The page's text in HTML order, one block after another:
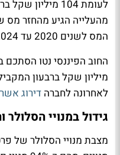
לעומת 104
המס לשנים 2020 עד 2024.
מיליון שקל ברבעון
לאחרונה לחברה דירוג
גידול במנויי הסלולר